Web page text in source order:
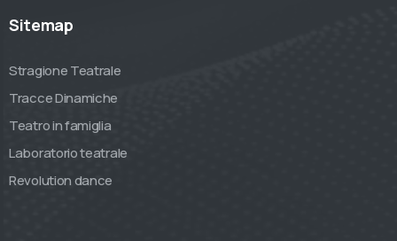
Sitemap
Stragione Teatrale
Tracce Dinamiche
Teatro in famiglia
Laboratorio teatrale
Revolution dance